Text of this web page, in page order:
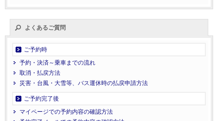
よくあるご質問
ご予約時
予約・決済～乗車までの流れ
取消・払戻方法
災害・台風・大雪等、バス運休時の払戻申請方法
ご予約完了後
マイページでの予約内容の確認方法